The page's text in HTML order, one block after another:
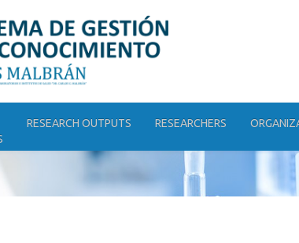
RESEARCH OUTPUTS RESEARCHERS